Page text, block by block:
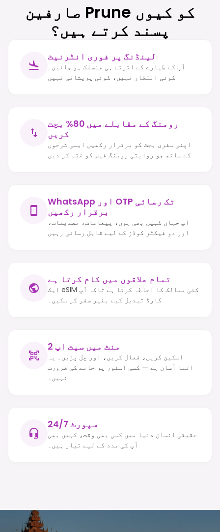
صارفین Prune کو کیوں
پسند کرتے ہیں؟
لینڈنگ پر فوری انٹرنیٹ
آپ کے طیارے کے اترتے ہی منسلک ہو جائیں۔
کوئی انتظار نہیں، کوئی پریشانی نہیں
رومنگ کے مقابلے میں 80% بچت
کریں
اپنی سفری بجٹ کو برقرار رکھیں ایسی شرحوں
کے ساتھ جو روایتی رومنگ فیس کو ختم کر دیں
WhatsApp اور OTP تک رسائی
برقرار رکھیں
آپ جہاں کہیں بھی ہوں، پیغامات، تصدیقات،
اور دو فیکٹر کوڈز کے لیے قابل رسائی رہیں
تمام علاقوں میں کام کرتا ہے
ایک eSIM کئی ممالک کا احاطہ کرتا ہے تاکہ آپ
کارڈ تبدیل کیے بغیر سفر کر سکیں۔
2 منٹ میں سیٹ اپ
اسکین کریں، فعال کریں، اور چل پڑیں۔ یہ
اتنا آسان ہے — کسی اسٹور پر جانے کی ضرورت
نہیں۔
24/7 سپورٹ
حقیقی انسان دنیا میں کسی بھی وقت، کہیں بھی
آپ کی مدد کے لیے تیار ہیں۔